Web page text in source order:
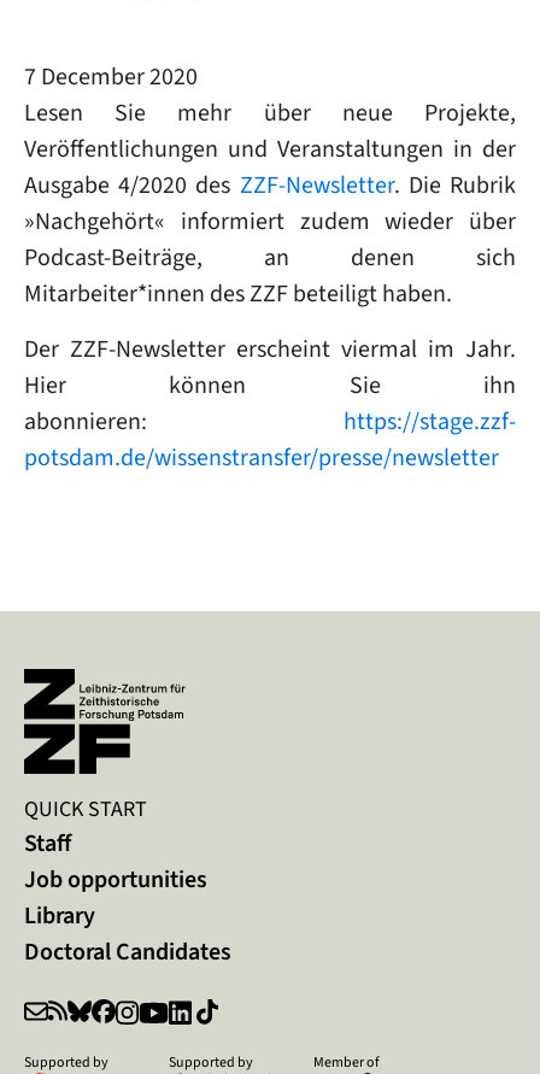
7 December 2020
Lesen Sie mehr über neue Projekte,
Veröffentlichungen und Veranstaltungen in der
Ausgabe 4/2020 des ZZF-Newsletter. Die Rubrik
»Nachgehört« informiert zudem wieder über
Podcast-Beiträge, an denen sich
Mitarbeiter*innen des ZZF beteiligt haben.
Der ZZF-Newsletter erscheint viermal im Jahr.
Hier können Sie ihn
abonnieren: https://stage.zzf-
potsdam.de/wissenstransfer/presse/newsletter
QUICK START
Staff
Job opportunities
Library
Doctoral Candidates
Supported by Supported by Member of